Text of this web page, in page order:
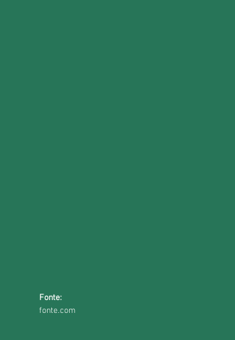
Fonte:
fonte.com